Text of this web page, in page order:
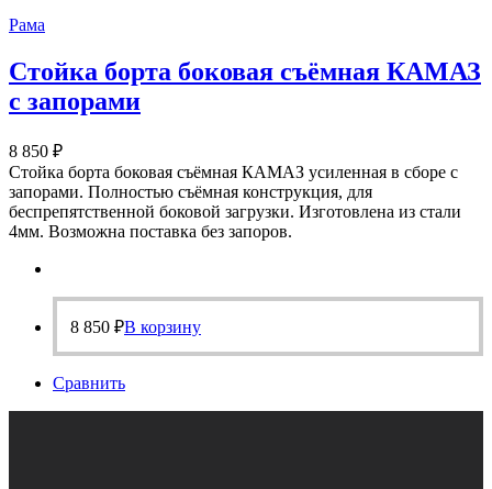
Рама
Стойка борта боковая съёмная КАМАЗ
с запорами
8 850 ₽
Стойка борта боковая съёмная КАМАЗ усиленная в сборе с
запорами. Полностью съёмная конструкция, для
беспрепятственной боковой загрузки. Изготовлена из стали
4мм. Возможна поставка без запоров.
8 850 ₽В корзину
Сравнить